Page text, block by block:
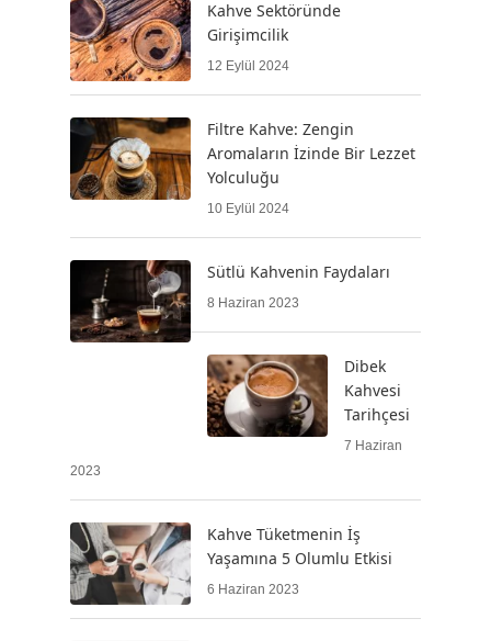
Kahve Sektöründe
Girişimcilik
12 Eylül 2024
Filtre Kahve: Zengin
Aromaların İzinde Bir Lezzet
Yolculuğu
10 Eylül 2024
Sütlü Kahvenin Faydaları
8 Haziran 2023
Dibek
Kahvesi
Tarihçesi
7 Haziran
2023
Kahve Tüketmenin İş
Yaşamına 5 Olumlu Etkisi
6 Haziran 2023